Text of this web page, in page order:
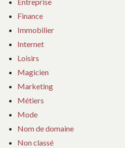
Entreprise
Finance
Immobilier
Internet
Loisirs
Magicien
Marketing
Métiers
Mode
Nom de domaine
Non classé